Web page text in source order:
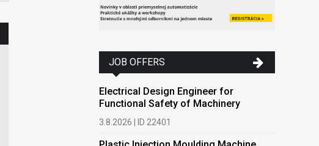
MSV 2026 unveils its
first confirmed
exhibitors and
programme
October, it will once
JOB OFFERS
Electrical Design Engineer for
Functional Safety of Machinery
3.8.2026 | ID 22401